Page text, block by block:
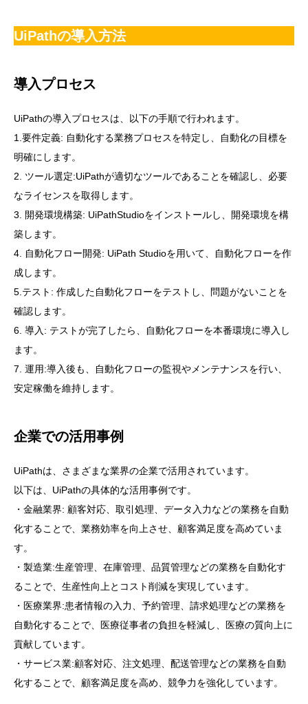
UiPathの導入方法
導入プロセス
UiPathの導入プロセスは、以下の手順で行われます。
1.要件定義: 自動化する業務プロセスを特定し、自動化の目標を
明確にします。
2. ツール選定:UiPathが適切なツールであることを確認し、必要
なライセンスを取得します。
3. 開発環境構築: UiPathStudioをインストールし、開発環境を構
築します。
4. 自動化フロー開発: UiPath Studioを用いて、自動化フローを作
成します。
5.テスト: 作成した自動化フローをテストし、問題がないことを
確認します。
6. 導入: テストが完了したら、自動化フローを本番環境に導入し
ます。
7. 運用:導入後も、自動化フローの監視やメンテナンスを行い、
安定稼働を維持します。
企業での活用事例
UiPathは、さまざまな業界の企業で活用されています。
以下は、UiPathの具体的な活用事例です。
・金融業界: 顧客対応、取引処理、データ入力などの業務を自動
化することで、業務効率を向上させ、顧客満足度を高めていま
す。
・製造業:生産管理、在庫管理、品質管理などの業務を自動化す
ることで、生産性向上とコスト削減を実現しています。
・医療業界:患者情報の入力、予約管理、請求処理などの業務を
自動化することで、医療従事者の負担を軽減し、医療の質向上に
貢献しています。
・サービス業:顧客対応、注文処理、配送管理などの業務を自動
化することで、顧客満足度を高め、競争力を強化しています。